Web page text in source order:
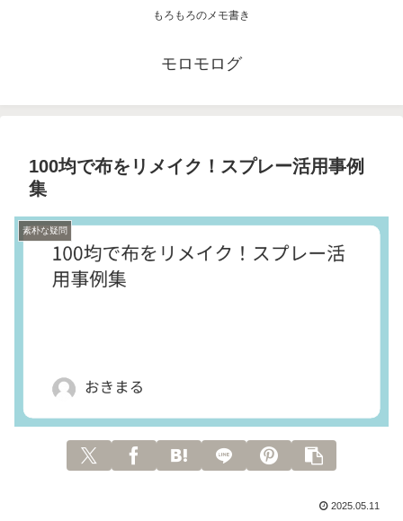
もろもろのメモ書き
モロモログ
100均で布をリメイク！スプレー活用事例
集
素朴な疑問
2025.05.11